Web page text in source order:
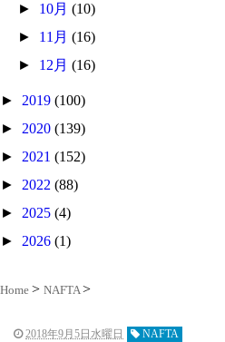
► 10月(10)
► 11月(16)
► 12月(16)
► 2019 (100)
► 2020 (139)
► 2021 (152)
► 2022 (88)
► 2025 (4)
► 2026 (1)
Home NAFTA
2018年9月5日水曜日 NAFTA